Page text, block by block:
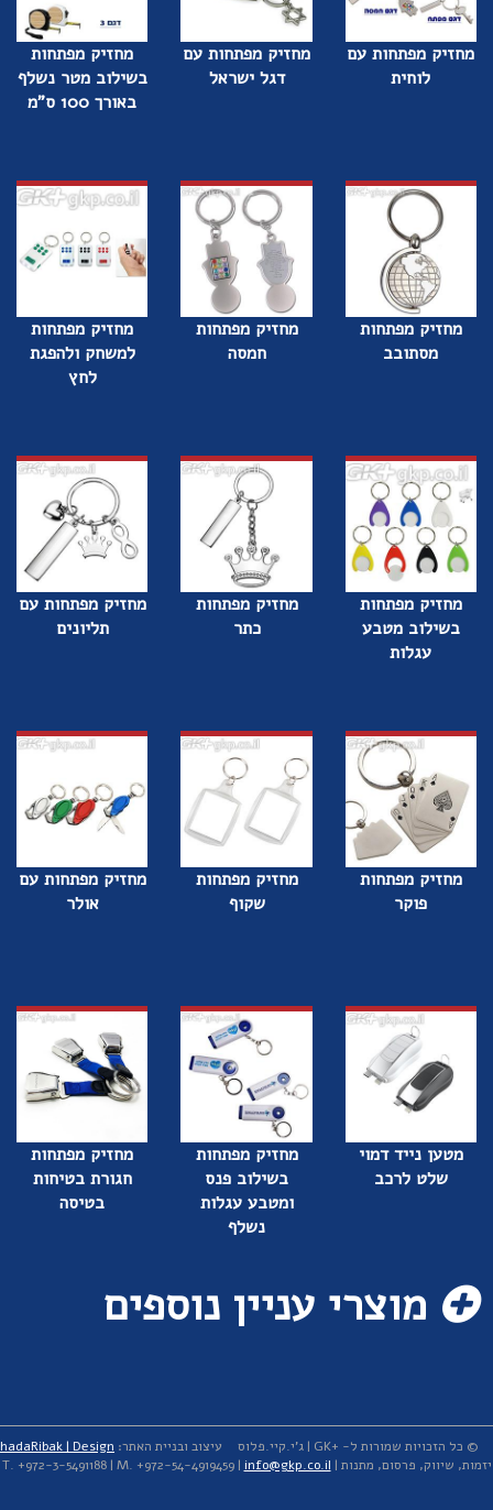
מחזיק מפתחות עם
לוחית
מחזיק מפתחות עם
דגל ישראל
מחזיק מפתחות
בשילוב מטר נשלף
באורך 100 ס"מ
מחזיק מפתחות
מסתובב
מחזיק מפתחות
חמסה
מחזיק מפתחות
למשחק ולהפגת
לחץ
מחזיק מפתחות
בשילוב מטבע
עגלות
מחזיק מפתחות
כתר
מחזיק מפתחות עם
תליונים
מחזיק מפתחות
פוקר
מחזיק מפתחות
שקוף
מחזיק מפתחות עם
אולר
מטען נייד דמוי
שלט לרכב
מחזיק מפתחות
בשילוב פנס
ומטבע עגלות
נשלף
מחזיק מפתחות
חגורת בטיחות
בטיסה
מוצרי עניין נוספים
עיצוב ובניית האתר: hadaRibak | Design
© כל הזכויות שמורות ל- +GK | ג'י.קיי.פלוס
יזמות, שיווק, פרסום, מתנות | T. +972-3-5491188 | M. +972-54-4919459 | info@gkp.co.il